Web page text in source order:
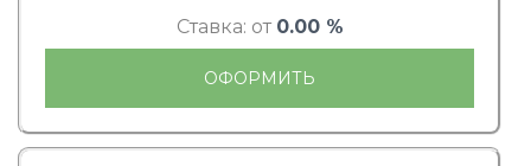
Ставка: от 0.00 %
ОФОРМИТЬ